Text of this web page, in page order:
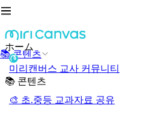
📚 콘텐츠
ホーム
미리캔버스 교사 커뮤니티
📚 콘텐츠
🎨 초.중등 교과자료 공유